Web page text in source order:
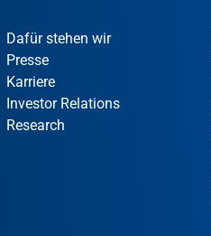
Dafür stehen wir
Presse
Karriere
Investor Relations
Research